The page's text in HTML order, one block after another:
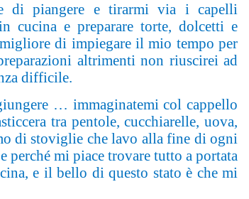
di piangere e tirarmi via i capelli
cucina e preparare torte, dolcetti e
di impiegare il mio tempo per
altrimenti non riuscirei ad
difficile.
… immaginatemi col cappello
tra pentole, cucchiarelle, uova,
di stoviglie che lavo alla fine di ogni
perché mi piace trovare tutto a portata
e il bello di questo stato è che mi